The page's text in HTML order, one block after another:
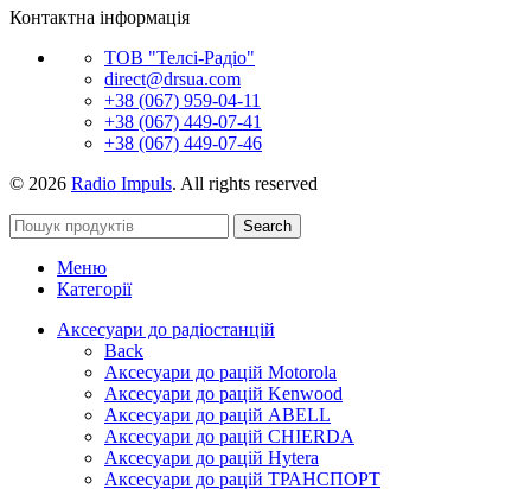
Контактна інформація
ТОВ "Телсі-Радіо"
direct@drsua.com
+38 (067) 959-04-11
+38 (067) 449-07-41
+38 (067) 449-07-46
© 2026 Radio Impuls. All rights reserved
Search
Меню
Категорії
Аксесуари до радіостанцій
Back
Аксесуари до рацій Motorola
Аксесуари до рацій Kenwood
Аксесуари до рацій ABELL
Аксесуари до рацій CHIERDA
Аксесуари до рацій Hytera
Аксесуари до рацій ТРАНСПОРТ